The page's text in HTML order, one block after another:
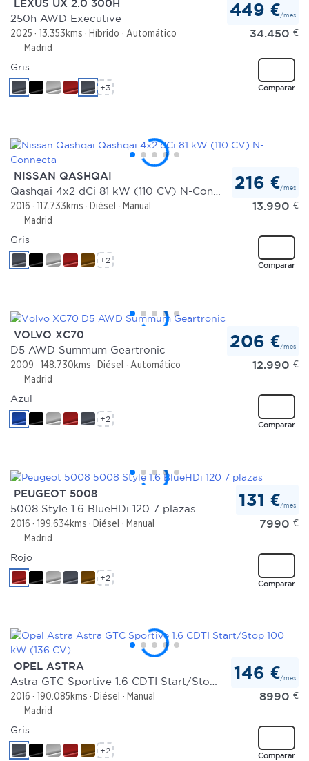
Las cookies de este sitio web se usan para personalizar
el contenido y los anuncios, ofrecer funciones de redes
sociales y analizar el tráfico. Además, compartimos
información sobre el uso que haga del sitio web con
nuestros partners de redes sociales, publicidad y análisis
partir del uso que haya hecho de sus servicios.
LEXUS UX 2.0 300H
250h AWD Executive
2025 13.353kms Híbrido
Automático
Madrid
449 €/mes
34.450 €
Comparar
Gris
+3
NISSAN QASHQAI
2016 117.733kms Diésel
Manual
Madrid
216 €/mes
13.990 €
Comparar
Gris
+2
VOLVO XC70
D5 AWD Summum Geartronic
2009 148.730kms Diésel
Automático
Madrid
206 €/mes
12.990 €
Comparar
Azul
+2
PEUGEOT 5008
5008 Style 1.6 BlueHDi 120 7 plazas
2016 199.634kms Diésel
Manual
Madrid
131 €/mes
7990 €
Comparar
Rojo
+2
OPEL ASTRA
2016 190.085kms Diésel
Manual
Madrid
146 €/mes
8990 €
Comparar
Gris
+2